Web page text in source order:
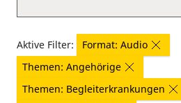
Aktive Filter:
Format: Audio
Themen: Angehörige
Themen: Begleiterkrankungen